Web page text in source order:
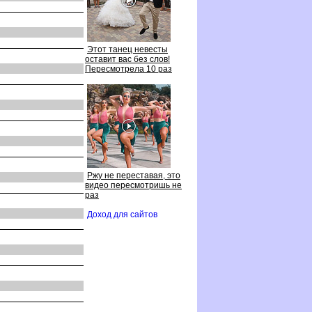
Этот танец невесты
оставит вас без слов!
Пересмотрела 10 раз
Ржу не переставая, это
идео пересмотришь не
раз
Доход для сайто